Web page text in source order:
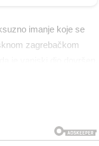
imanje koje se
zagrebačkom
Okućnica je